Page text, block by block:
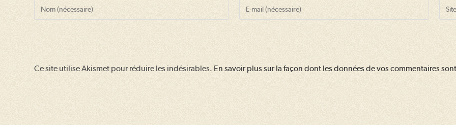
Enter
your
to
Enter
your
comment
Saisir
l’URL
Ce site utilise Akismet pour réduire les indésirables. En savoir plus sur la façon dont les données de vos commentaires